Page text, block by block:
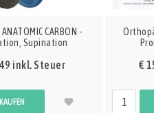
CARBON -
Supination
inkl. Steuer
KAUFEN
€